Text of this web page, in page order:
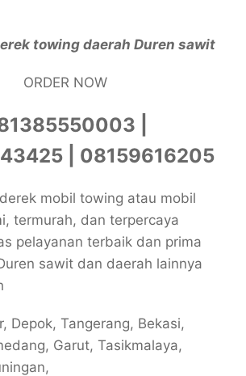
towing daerah Duren sawit
ORDER NOW
|
| 08159616205
mobil towing atau mobil
termurah, dan terpercaya
pelayanan terbaik dan prima
sawit dan daerah lainnya
Depok, Tangerang, Bekasi,
Garut, Tasikmalaya,